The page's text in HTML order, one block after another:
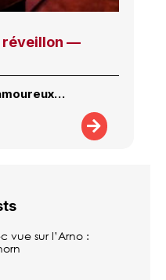
réveillon —
vue sur l’Arno :